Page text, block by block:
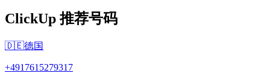
ClickUp 推荐号码
🇩🇪德国
+4917615279317